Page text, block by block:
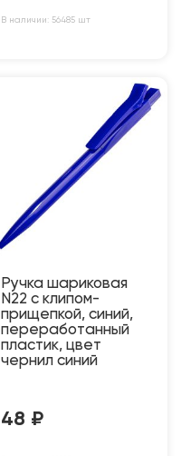
В наличии: 56485 шт
Ручка шариковая
N22 с клипом-
прищепкой, синий,
переработанный
пластик, цвет
чернил синий
48 ₽